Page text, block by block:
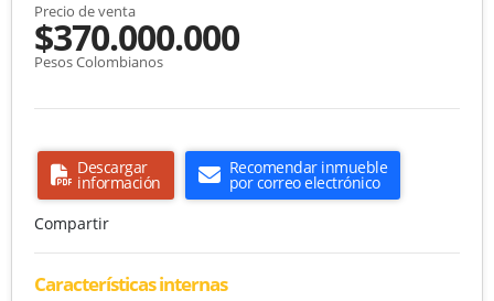
Precio de venta
$370.000.000
Pesos Colombianos
Descargar
información
Recomendar inmueble
por correo electrónico
Compartir
Características internas